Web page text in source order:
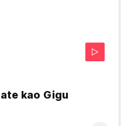
kao Gigu